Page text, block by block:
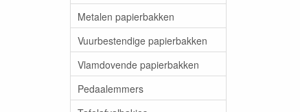
Metalen papierbakken
Vuurbestendige papierbakken
Vlamdovende papierbakken
Pedaalemmers